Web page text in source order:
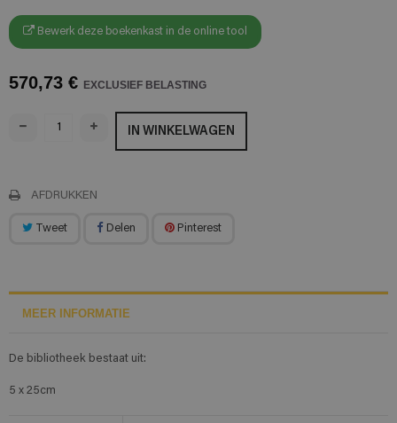
Bewerk deze boekenkast in de online tool
570,73 € EXCLUSIEF BELASTING
IN WINKELWAGEN
AFDRUKKEN
Tweet Delen Pinterest
MEER INFORMATIE
De bibliotheek bestaat uit:
5 x 25cm